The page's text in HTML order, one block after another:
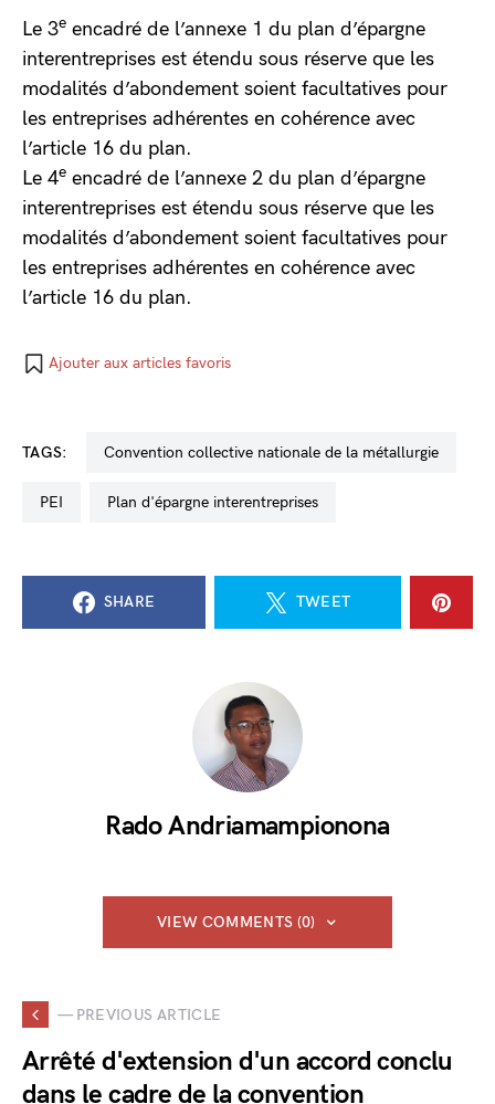
Le 3e encadré de l’annexe 1 du plan d’épargne
interentreprises est étendu sous réserve que les
modalités d’abondement soient facultatives pour
les entreprises adhérentes en cohérence avec
l’article 16 du plan.
Le 4e encadré de l’annexe 2 du plan d’épargne
interentreprises est étendu sous réserve que les
modalités d’abondement soient facultatives pour
les entreprises adhérentes en cohérence avec
l’article 16 du plan.
Ajouter aux articles favoris
TAGS: convention collective nationale de la métallurgie
PEI plan d'épargne interentreprises
SHARE TWEET
Rado Andriamampionona
VIEW COMMENTS (0)
— PREVIOUS ARTICLE
Arrêté d'extension d'un accord conclu
dans le cadre de la convention